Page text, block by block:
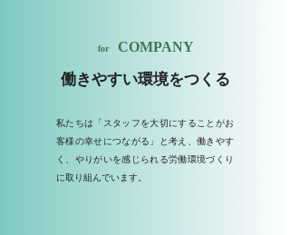
for COMPANY
働きやすい環境をつくる
私たちは「スタッフを大切にすることがお
客様の幸せにつながる」と考え、働きやす
く、やりがいを感じられる労働環境づくり
に取り組んでいます。